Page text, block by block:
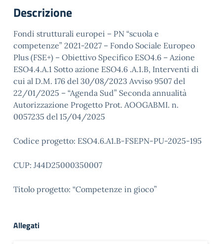
Descrizione
Fondi strutturali europei – PN “scuola e
competenze” 2021-2027 – Fondo Sociale Europeo
Plus (FSE+) – Obiettivo Specifico ESO4.6 – Azione
ESO4.4.A.1 Sotto azione ESO4.6 .A.1.B, Interventi di
cui al D.M. 176 del 30/08/2023 Avviso 9507 del
22/01/2025 – “Agenda Sud” Seconda annualità
Autorizzazione Progetto Prot. AOOGABMI. n.
0057235 del 15/04/2025
Codice progetto: ESO4.6.A1.B-FSEPN-PU-2025-195
CUP: J44D25000350007
Titolo progetto: “Competenze in gioco”
Allegati